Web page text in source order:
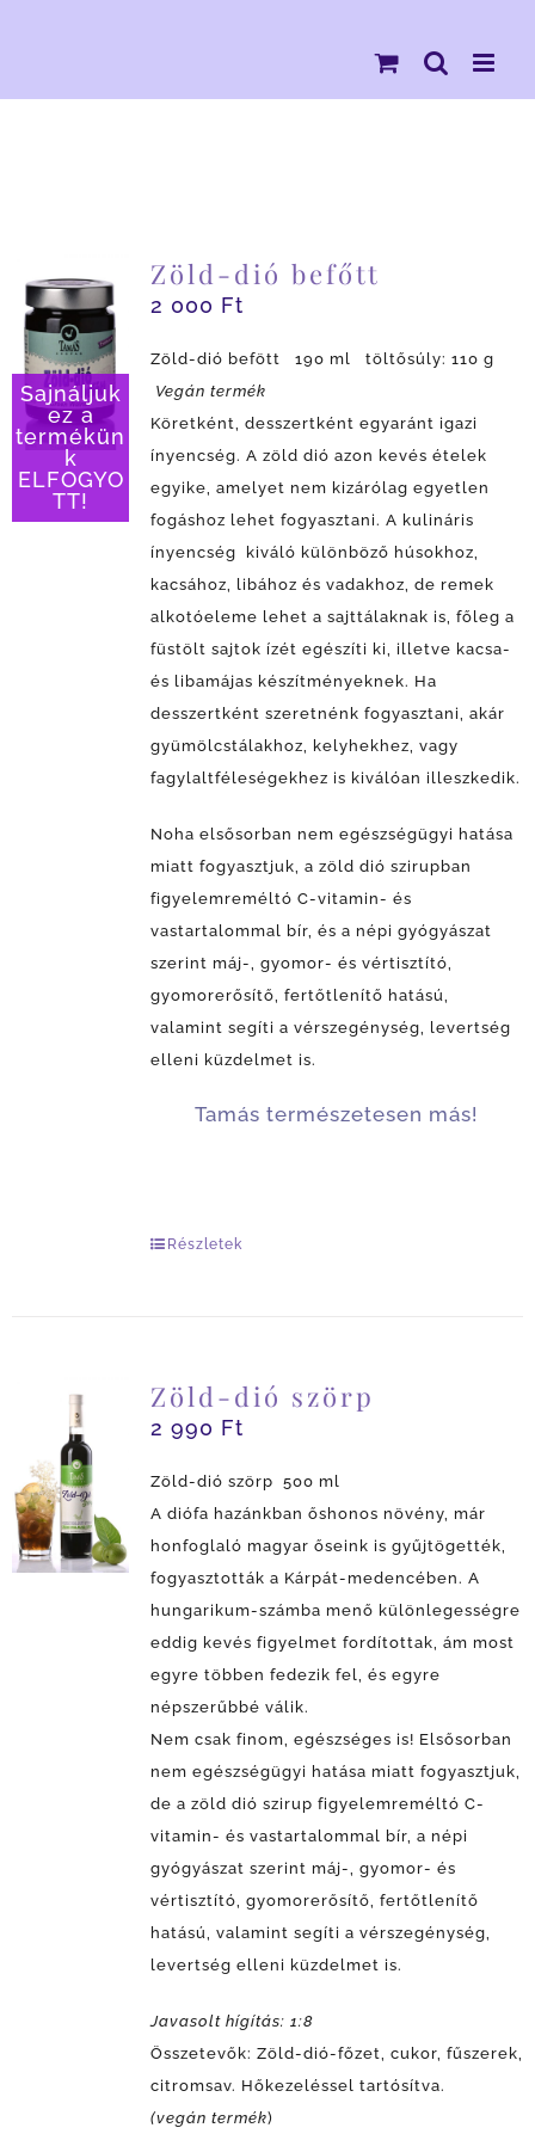
Sajnáljuk
ez a
termékün
k
ELFOGYO
TT!
Zöld-dió befőtt
2 000 Ft
Zöld-dió befött 190 ml töltősúly: 110 g
Vegán termék
Köretként, desszertként egyaránt igazi
ínyencség. A zöld dió azon kevés ételek
egyike, amelyet nem kizárólag egyetlen
fogáshoz lehet fogyasztani. A kulináris
ínyencség kiváló különböző húsokhoz,
kacsához, libához és vadakhoz, de remek
alkotóeleme lehet a sajttálaknak is, főleg a
füstölt sajtok ízét egészíti ki, illetve kacsa-
és libamájas készítményeknek. Ha
desszertként szeretnénk fogyasztani, akár
gyümölcstálakhoz, kelyhekhez, vagy
fagylaltféleségekhez is kiválóan illeszkedik.
Noha elsősorban nem egészségügyi hatása
miatt fogyasztjuk, a zöld dió szirupban
figyelemreméltó C-vitamin- és
vastartalommal bír, és a népi gyógyászat
szerint máj-, gyomor- és vértisztító,
gyomorerősítő, fertőtlenítő hatású,
valamint segíti a vérszegénység, levertség
elleni küzdelmet is.
Tamás természetesen más!
Részletek
Zöld-dió szörp
2 990 Ft
Zöld-dió szörp 500 ml
A diófa hazánkban őshonos növény, már
honfoglaló magyar őseink is gyűjtögették,
fogyasztották a Kárpát-medencében. A
hungarikum-számba menő különlegességre
eddig kevés figyelmet fordítottak, ám most
egyre többen fedezik fel, és egyre
népszerűbbé válik.
Nem csak finom, egészséges is! Elsősorban
nem egészségügyi hatása miatt fogyasztjuk,
de a zöld dió szirup figyelemreméltó C-
vitamin- és vastartalommal bír, a népi
gyógyászat szerint máj-, gyomor- és
vértisztító, gyomorerősítő, fertőtlenítő
hatású, valamint segíti a vérszegénység,
levertség elleni küzdelmet is.
Javasolt hígítás: 1:8
Összetevők: Zöld-dió-főzet, cukor, fűszerek,
citromsav. Hőkezeléssel tartósítva.
(vegán termék)